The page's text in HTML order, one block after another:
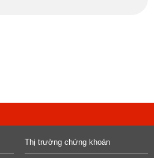
Thị trường chứng khoán